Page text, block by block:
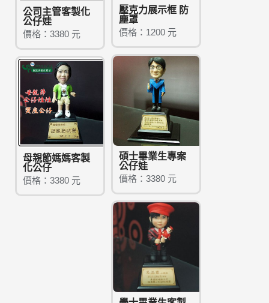
壓克力展示框 防
塵罩
價格：1200 元
公司主管客製化
公仔娃
價格：3380 元
碩士畢業生專案
公仔娃
價格：3380 元
母親節媽媽客製
化公仔
價格：3380 元